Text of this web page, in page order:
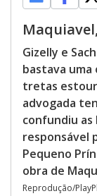
Gizelly e
bastava uma
tretas
advogada
confundiu
responsável
Pequeno
obra de
Reprodução/